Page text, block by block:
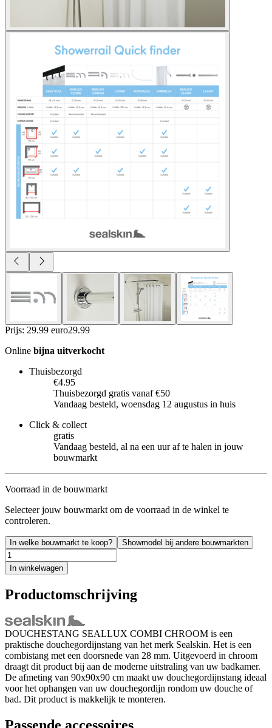
Prijs: 29.99 euro29.99
Online bijna uitverkocht
Thuisbezorgd
€4.95
Thuisbezorgd gratis vanaf €50
Vandaag besteld, woensdag 12 augustus in huis
Click & collect
gratis
Vandaag besteld, al na een uur af te halen in jouw
bouwmarkt
Voorraad in de bouwmarkt
Selecteer jouw bouwmarkt om de voorraad in de winkel te
controleren.
In welke bouwmarkt te koop? Showmodel bij andere bouwmarkten
In winkelwagen
Productomschrijving
DOUCHESTANG SEALLUX COMBI CHROOM is een
praktische douchegordijnstang van het merk Sealskin. Het is een
combistang met een doorsnede van 28 mm. Uitgevoerd in chroom
draagt dit product bij aan de moderne uitstraling van uw badkamer.
De afmeting van 90x90x90 cm maakt uw douchegordijnstang ideaal
voor het ophangen van uw douchegordijn rondom uw douche of
bad. Dit product is makkelijk te monteren.
Passende accessoires